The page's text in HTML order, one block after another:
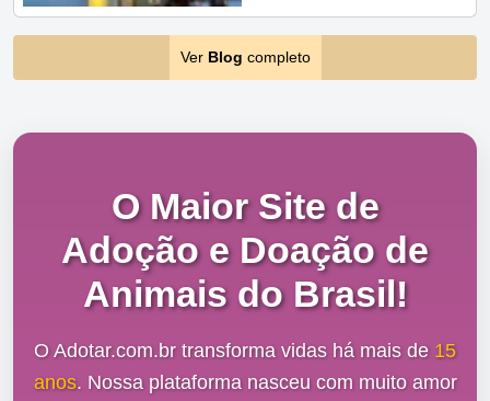
Ver Blog completo
O Maior Site de
Adoção e Doação de
Animais do Brasil!
O Adotar.com.br transforma vidas há mais de 15
anos. Nossa plataforma nasceu com muito amor